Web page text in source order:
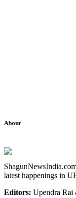
About
latest happenings in
Editors: Upendra Rai